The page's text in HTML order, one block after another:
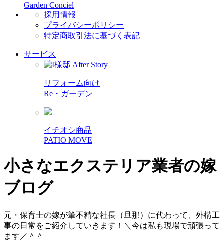
Garden Conciel
採用情報
プライバシーポリシー
特定商取引法に基づく表記
サービス
リフォーム向け
Re・ガーデン
イチオシ商品
PATIO MOVE
小さなエクステリア業者の嫁
ブログ
元・保育士の嫁が筆不精な社長（旦那）に代わって、外構工
事の日常をご紹介していきます！＼今は私も現場で頑張って
ます／＾＾